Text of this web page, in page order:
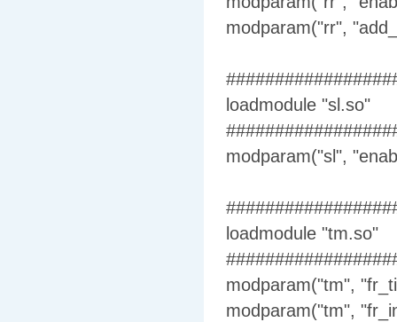
modparam("rr",
loadmodule "sl.so"
modparam("sl",
loadmodule "tm.so"
modparam("tm",
modparam("tm",